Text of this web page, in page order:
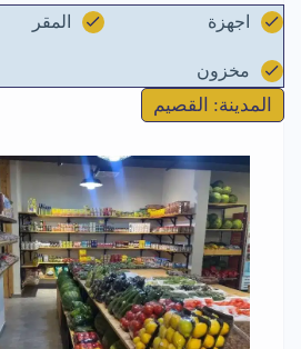
اجهزة المقر
مخزون
المدينة: القصيم